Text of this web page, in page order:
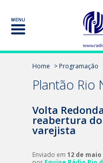
Home > Programação
Plantão Rio
Volta
reabertura
varejista
Enviado em 12 de maio